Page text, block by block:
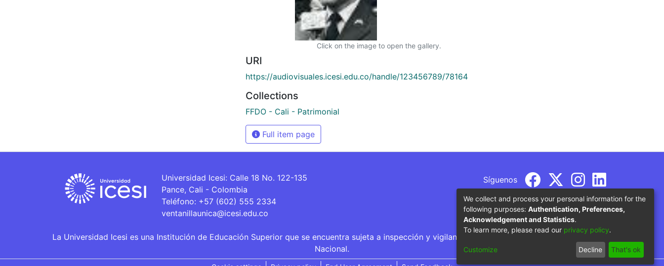
Click on the image to open the gallery.
URI
https://audiovisuales.icesi.edu.co/handle/123456789/78164
Collections
FFDO - Cali - Patrimonial
Full item page
Universidad Icesi: Calle 18 No. 122-135
Pance, Cali - Colombia
Teléfono: +57 (602) 555 2334
ventanillaunica@icesi.edu.co
Síguenos
La Universidad Icesi es una Institución de Educación Superior que se encuentra sujeta a inspección y vigilancia por parte del Ministerio de Educación
Nacional.
We collect and process your personal information for the
following purposes: Authentication, Preferences,
Acknowledgement and Statistics.
To learn more, please read our privacy policy.
Customize Decline That's ok